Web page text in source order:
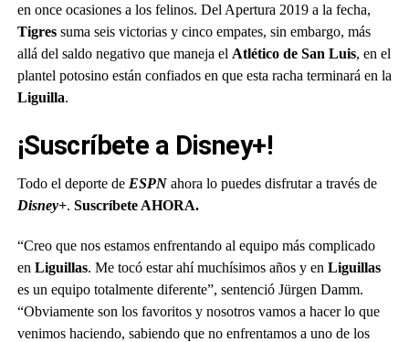
en once ocasiones a los felinos. Del Apertura 2019 a la fecha,
Tigressuma seis victorias y cinco empates, sin embargo, más
allá del saldo negativo que maneja el Atlético de San Luis, en el
plantel potosino están confiados en que esta racha terminará en la
Liguilla.
¡Suscríbete a Disney+!
Todo el deporte de ESPNahora lo puedes disfrutar a través de
Disney+. Suscríbete AHORA.
“Creo que nos estamos enfrentando al equipo más complicado
en Liguillas. Me tocó estar ahí muchísimos años y en Liguillas
es un equipo totalmente diferente”, sentenció Jürgen Damm.
“Obviamente son los favoritos y nosotros vamos a hacer lo que
venimos haciendo, sabiendo que no enfrentamos a uno de los